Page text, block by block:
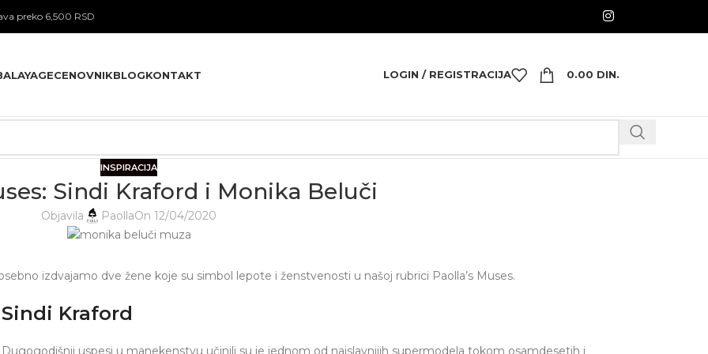
preko 6,500 RSD
CENOVNIKBLOGKONTAKT LOGIN / REGISTRACIJA 0.00 DIN.
INSPIRACIJA
Sindi Kraford i Monika Beluči
Objavila PaollaOn 12/04/2020
izdvajamo dve žene koje su simbol lepote i ženstvenosti u našoj rubrici Paolla’s Muses.
Sindi Kraford
Dugogodišnji uspesi u manekenstvu učinili su je jednom od najslavnijih supermodela tokom osamdesetih i